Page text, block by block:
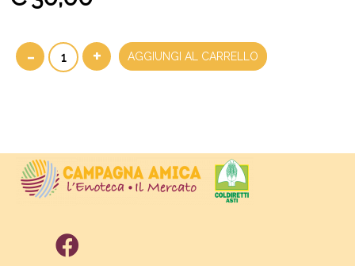
- + AGGIUNGI AL CARRELLO